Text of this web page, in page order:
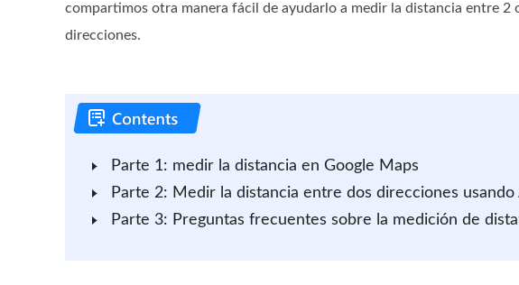
compartimos otra manera fácil de ayudarlo a medir la distancia entre 2
direcciones.
Parte 1: medir la distancia en Google Maps
Parte 2: Medir la distancia entre dos direcciones usando
Parte 3: Preguntas frecuentes sobre la medición de